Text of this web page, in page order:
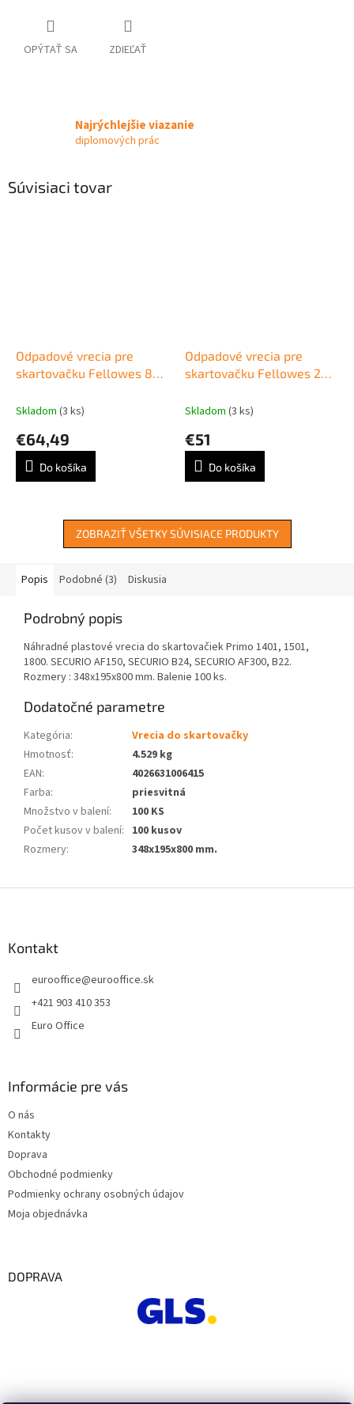
OPÝTAŤ SA ZDIEĽAŤ
Najrýchlejšie viazanie
diplomových prác
Súvisiaci tovar
Odpadové vrecia pre
skartovačku Fellowes 80-
Skladom (3 ks)
€64,49
Do košíka
Odpadové vrecia pre
skartovačku Fellowes 23-
Skladom (3 ks)
€51
Do košíka
ZOBRAZIŤ VŠETKY SÚVISIACE PRODUKTY
Popis Podobné (3) Diskusia
Podrobný popis
Náhradné plastové vrecia do skartovačiek Primo 1401, 1501,
1800. SECURIO AF150, SECURIO B24, SECURIO AF300, B22.
Rozmery : 348x195x800 mm. Balenie 100 ks.
Dodatočné parametre
Kategória:
Vrecia do skartovačky
Hmotnosť:
4.529 kg
EAN:
4026631006415
Farba:
priesvitná
Množstvo v balení:
100 KS
Počet kusov v balení: 100 kusov
Rozmery: 348x195x800 mm.
Kontakt
eurooffice@eurooffice.sk
+421 903 410 353
Euro Office
Informácie pre vás
O nás
Kontakty
Doprava
Obchodné podmienky
Podmienky ochrany osobných údajov
Moja objednávka
DOPRAVA